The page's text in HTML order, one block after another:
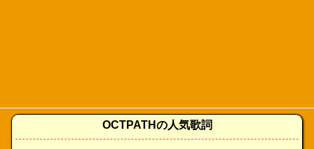
OCTPATHの人気歌詞